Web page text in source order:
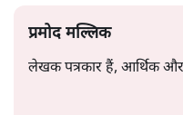
प्रमोद मल्लिक
लेखक पत्रकार हैं, आर्थिक और